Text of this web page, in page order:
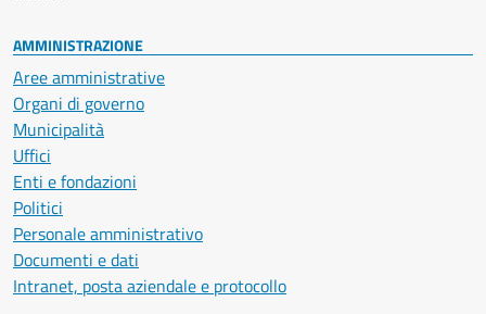
AMMINISTRAZIONE
Aree amministrative
Organi di governo
Municipalità
Uffici
Enti e fondazioni
Politici
Personale amministrativo
Documenti e dati
Intranet, posta aziendale e protocollo